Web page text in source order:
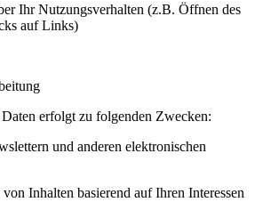
Ihr Nutzungsverhalten (z.B. Öffnen des
auf Links)
erfolgt zu folgenden Zwecken:
und anderen elektronischen
Inhalten basierend auf Ihren Interessen